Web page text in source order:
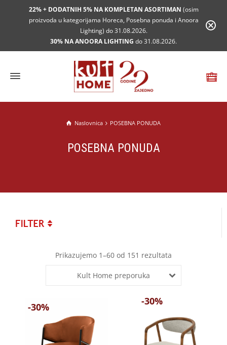
22% + DODATNIH 5% NA KOMPLETAN ASORTIMAN (osim
proizvoda u kategorijama Horeca, Posebna ponuda i Anoora
Lighting) do 31.08.2026.
30% NA ANOORA LIGHTING do 31.08.2026.
Naslovnica POSEBNA PONUDA
POSEBNA PONUDA
Prikazujemo 1–60 od 151 rezultata
Kult Home preporuka
-30% -30%